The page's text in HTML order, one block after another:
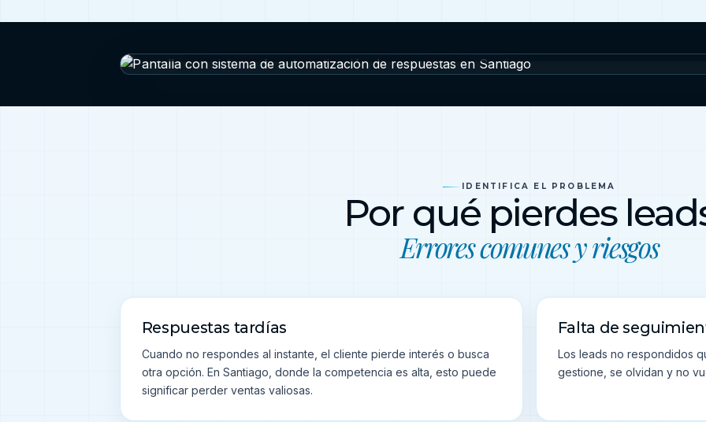
IDENTIFICA EL PROBLEMA
Por qué pierdes
Errores comunes y riesgos
Respuestas tardías
Cuando no respondes al instante, el cliente pierde interés o busca
otra opción. En Santiago, donde la competencia es alta, esto puede
significar perder ventas valiosas.
Falta de
Los leads no respondidos
gestione, se olvidan y no